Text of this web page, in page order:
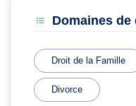
Domaines de
Droit de la Famille
Divorce